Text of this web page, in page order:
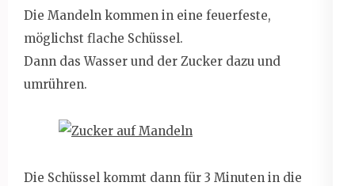
Die Mandeln kommen in eine feuerfeste,
möglichst flache Schüssel.
Dann das Wasser und der Zucker dazu und
umrühren.
Die Schüssel kommt dann für 3 Minuten in die